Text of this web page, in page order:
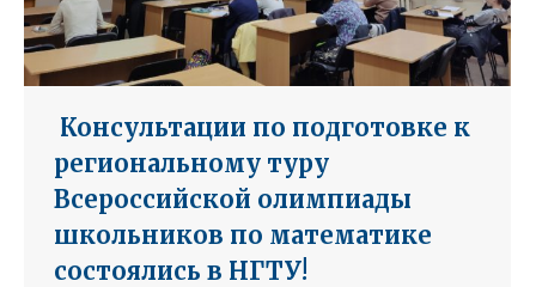
Консультации по подготовке к
региональному туру
Всероссийской олимпиады
школьников по математике
состоялись в НГТУ!